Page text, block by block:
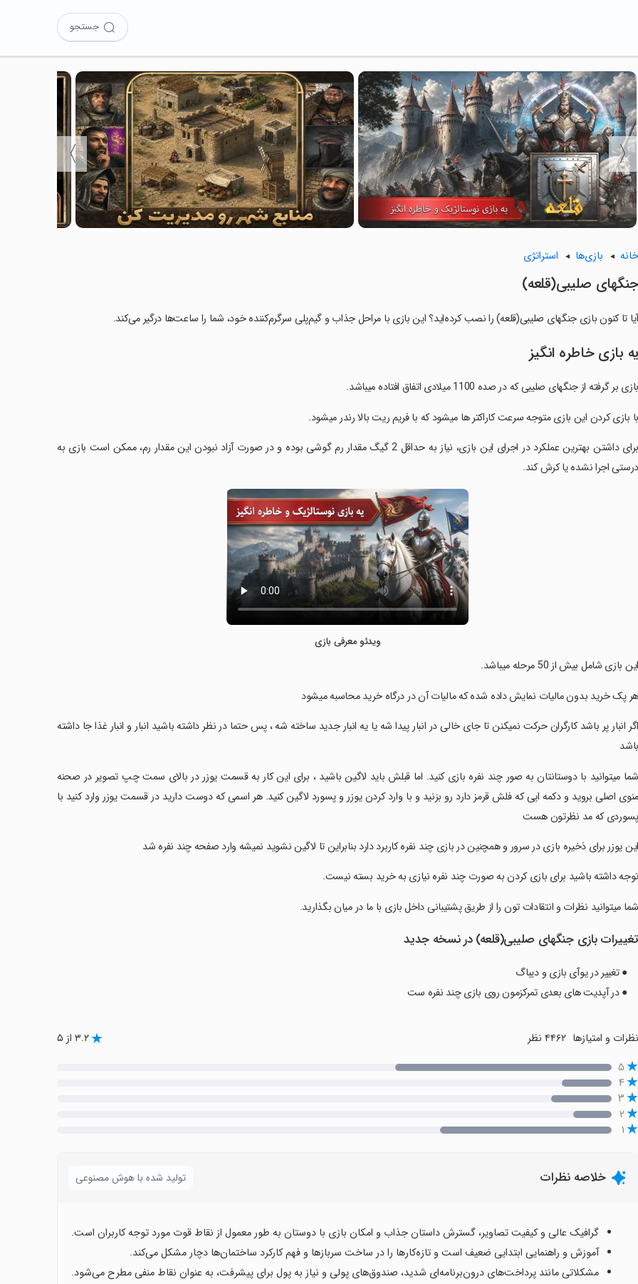
جستجو
〈
〉
خانه بازی‌ها استراتژی
‏‏‏جنگهای صلیبی(قلعه)
آیا تا کنون بازی ‏‏‏جنگهای صلیبی(قلعه) را نصب کرده‌اید؟ این بازی با مراحل جذاب و گیم‌پلی سرگرم‌کننده خود، شما را ساعت‌ها درگیر می‌کند.
یه بازی خاطره انگیز
‏‏‏بازی بر گرفته از جنگهای صلیبی که در صده 1100 میلادی اتفاق افتاده میباشد.
‏‏‏با بازی کردن این بازی متوجه سرعت کاراکتر ها میشود که با فریم ریت بالا رندر میشود.
‏‏‏برای داشتن بهترین عملکرد در اجرای این بازی، نیاز به حداقل 2 گیگ مقدار رم گوشی بوده و در صورت آزاد نبودن این مقدار رم، ممکن است بازی به
درستی اجرا نشده یا کرش کند.
ویدئو معرفی بازی
‏‏‏این بازی شامل بیش از 50 مرحله میباشد.
‏‏هر پک خرید بدون مالیات نمایش داده شده که مالیات آن در درگاه خرید محاسبه میشود
‏‏‏اگر انبار پر باشد کارگران حرکت نمیکنن تا جای خالی در انبار پیدا شه یا یه انبار جدید ساخته شه ، پس حتما در نظر داشته باشید انبار و انبار غذا جا داشته
باشد
‏‏‏شما میتوانید با دوستانتان به صور چند نفره بازی کنید. اما قبلش باید لاگین باشید ، برای این کار به قسمت یوزر در بالای سمت چپ تصویر در صحنه
منوی اصلی بروید و دکمه ایی که فلش قرمز دارد رو بزنید و با وارد کردن یوزر و پسورد لاگین کنید. هر اسمی که دوست دارید در قسمت یوزر وارد کنید با
پسوردی که مد نظرتون هست‌
‏‏‏این یوزر برای ذخیره بازی در سرور و همچنین در بازی چند نفره کاربرد دارد بنابراین تا لاگین نشوید نمیشه وارد صفحه چند نفره شد
‏‏‏توجه داشته باشید برای بازی کردن به صورت چند نفره نیازی به خرید بسته نیست.
‏‏‏شما میتوانید نظرات و انتقادات تون را از طریق پشتیبانی داخل بازی با ما در میان بگذارید.
تغییرات بازی ‏‏‏جنگهای صلیبی(قلعه) در نسخه جدید
● تغییر در یوآی بازی و دیباگ
● در آپدیت های بعدی تمرکزمون روی بازی چند نفره ست
نظرات و امتیازها ۴۴۶۲ نظر ۳.۲ از ۵
۵
۴
۳
۲
۱
خلاصه نظرات تولید شده با هوش مصنوعی
گرافیک عالی و کیفیت تصاویر، گسترش داستان جذاب و امکان بازی با دوستان به طور معمول از نقاط قوت مورد توجه کاربران است.
آموزش و راهنمایی ابتدایی ضعیف است و تازه‌کارها را در ساخت سربازها و فهم کارکرد ساختمان‌ها دچار مشکل می‌کند.
مشکلاتی مانند پرداخت‌های درون‌برنامه‌ای شدید، صندوق‌های پولی و نیاز به پول برای پیشرفت، به عنوان نقاط منفی مطرح می‌شود.